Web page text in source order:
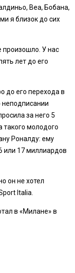
Веа, Бобана,
я близок до сих
произошло. У нас
лет до его
до его перехода в
неподписании
за него 5
молодого
Роналду: ему
или 17 миллиардов
он не хотел
Italia.
в «Милане» в